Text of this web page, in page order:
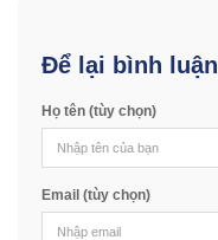
Để lại bình luận
Họ tên (tùy chọn)
Email (tùy chọn)